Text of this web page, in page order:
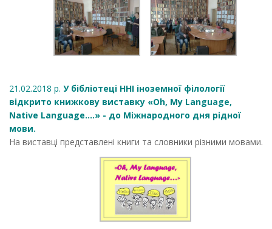
21.02.2018 р. У бібліотеці ННІ іноземної філології
відкрито книжкову виставку «Oh, My Language,
Native Language.…» - до Міжнародного дня рідної
мови.
На виставці представлені книги та словники різними мовами.